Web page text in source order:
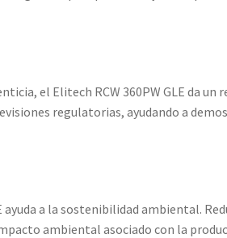
el Elitech RCW 360PW GLE da un
regulatorias, ayudando a
a la sostenibilidad ambiental.
ambiental asociado con la